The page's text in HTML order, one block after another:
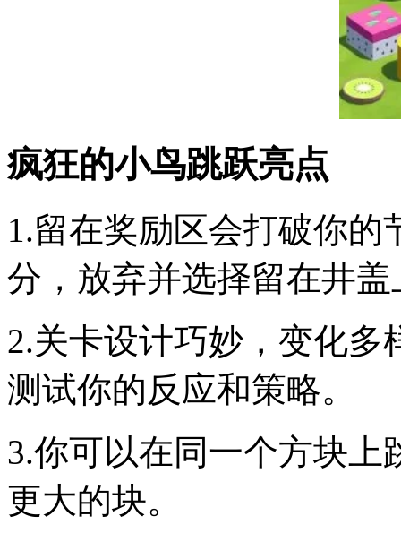
疯狂的小鸟跳跃亮点
1.留在奖励区会打破你
分，放弃并选择留在井
2.关卡设计巧妙，变化
测试你的反应和策略。
3.你可以在同一个方块
更大的块。